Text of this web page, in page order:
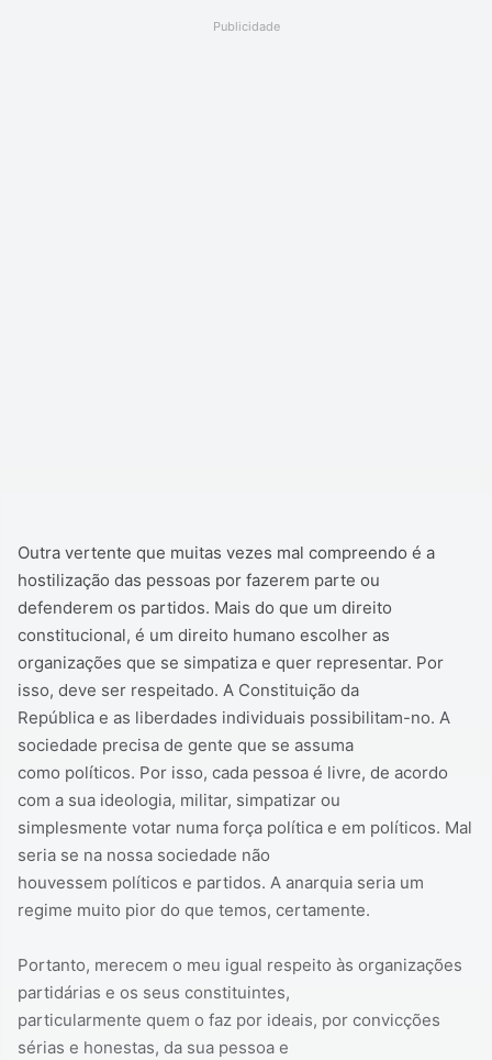
Publicidade
Outra vertente que muitas vezes mal compreendo é a
hostilização das pessoas por fazerem parte ou
defenderem os partidos. Mais do que um direito
constitucional, é um direito humano escolher as
organizações que se simpatiza e quer representar. Por
isso, deve ser respeitado. A Constituição da
República e as liberdades individuais possibilitam-no. A
sociedade precisa de gente que se assuma
como políticos. Por isso, cada pessoa é livre, de acordo
com a sua ideologia, militar, simpatizar ou
simplesmente votar numa força política e em políticos. Mal
seria se na nossa sociedade não
houvessem políticos e partidos. A anarquia seria um
regime muito pior do que temos, certamente.
Portanto, merecem o meu igual respeito às organizações
partidárias e os seus constituintes,
particularmente quem o faz por ideais, por convicções
sérias e honestas, da sua pessoa e